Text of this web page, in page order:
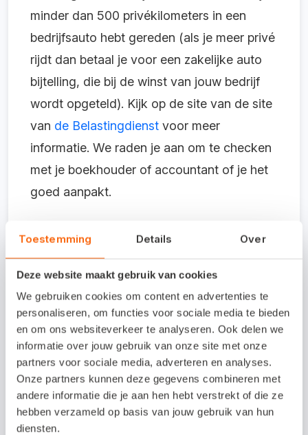
Toestemming Details Over
Deze website maakt gebruik van cookies
We gebruiken cookies om content en advertenties te
personaliseren, om functies voor sociale media te bieden
en om ons websiteverkeer te analyseren. Ook delen we
informatie over jouw gebruik van onze site met onze
partners voor sociale media, adverteren en analyses.
Onze partners kunnen deze gegevens combineren met
andere informatie die je aan hen hebt verstrekt of die ze
hebben verzameld op basis van jouw gebruik van hun
diensten.
minder dan 500 privékilometers in een
bedrijfsauto hebt gereden (als je meer privé
rijdt dan betaal je voor een zakelijke auto
bijtelling, die bij de winst van jouw bedrijf
wordt opgeteld). Kijk op de site van de site
van de Belastingdienst voor meer
informatie. We raden je aan om te checken
met je boekhouder of accountant of je het
goed aanpakt.
Zorg dat alle bankmutaties (bij- en
afschrijvingen) van het oude jaar zijn
verwerkt in je boekhouding. Slimme
boekhoudsoftware biedt een bankkoppeling
waarmee transacties automatisch worden
bijgewerkt in je administratie.
7. Check je verkoopfacturen